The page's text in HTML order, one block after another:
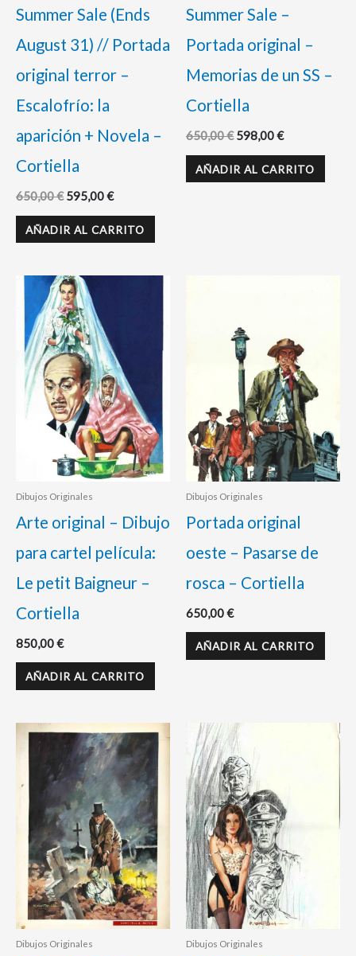
Summer Sale (Ends
August 31) // Portada
original terror –
Escalofrío: la
aparición + Novela –
Cortiella
650,00€ 595,00€
AÑADIR AL CARRITO
Summer Sale –
Portada original –
Memorias de un SS –
Cortiella
650,00€ 598,00€
AÑADIR AL CARRITO
Dibujos Originales
Arte original – Dibujo
para cartel película:
Le petit Baigneur –
Cortiella
850,00€
AÑADIR AL CARRITO
Dibujos Originales
Portada original
oeste – Pasarse de
rosca – Cortiella
650,00€
AÑADIR AL CARRITO
Dibujos Originales Dibujos Originales